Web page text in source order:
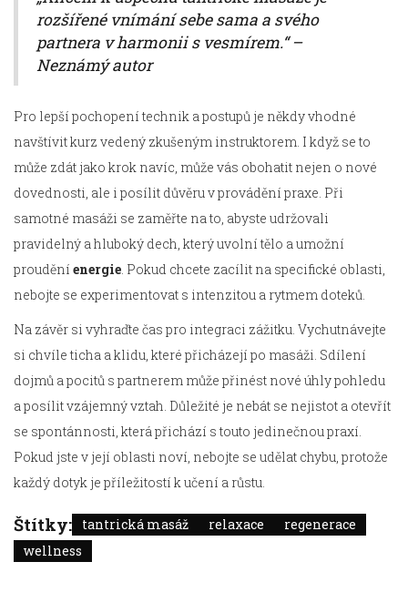
rozšířené vnímání sebe sama a svého
partnera v harmonii s vesmírem.“ –
Neznámý autor
Pro lepší pochopení technik a postupů je někdy vhodné
navštívit kurz vedený zkušeným instruktorem. I když se to
může zdát jako krok navíc, může vás obohatit nejen o nové
dovednosti, ale i posílit důvěru v provádění praxe. Při
samotné masáži se zaměřte na to, abyste udržovali
pravidelný a hluboký dech, který uvolní tělo a umožní
proudění energie . Pokud chcete zacílit na specifické oblasti,
nebojte se experimentovat s intenzitou a rytmem doteků.
Na závěr si vyhraďte čas pro integraci zážitku. Vychutnávejte
si chvíle ticha a klidu, které přicházejí po masáži. Sdílení
dojmů a pocitů s partnerem může přinést nové úhly pohledu
a posílit vzájemný vztah. Důležité je nebát se nejistot a otevřít
se spontánnosti, která přichází s touto jedinečnou praxí.
Pokud jste v její oblasti noví, nebojte se udělat chybu, protože
každý dotyk je příležitostí k učení a růstu.
Štítky: tantrická masáž relaxace
regenerace
wellness